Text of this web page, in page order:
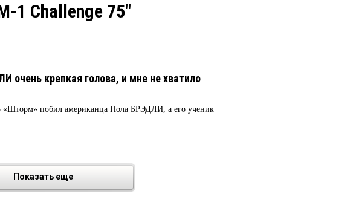
1 Challenge 75"
крепкая голова, и мне не хватило
«Шторм» побил американца Пола БРЭДЛИ, а его ученик
Показать еще